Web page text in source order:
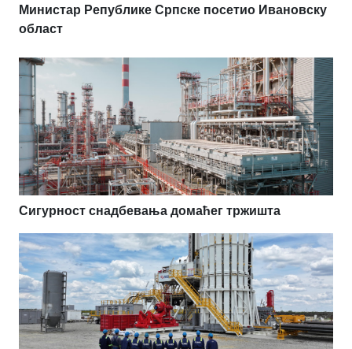
Министар Републике Српске посетио Ивановску
област
Сигурност снадбевања домаћег тржишта